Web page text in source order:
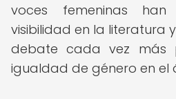
voces femeninas
visibilidad en la literatura
debate cada vez más
igualdad de género en el